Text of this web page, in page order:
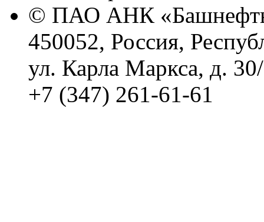
© ПАО АНК
450052, Россия,
ул. Карла Маркса, д.
+7 (347) 261-61-61